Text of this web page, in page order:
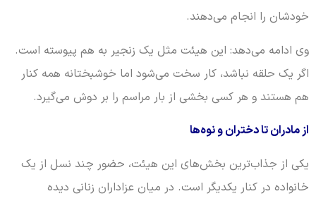
خودشان را انجام می‌دهند.
وی ادامه می‌دهد: این هیئت مثل یک زنجیر به هم پیوسته است.
اگر یک حلقه نباشد، کار سخت می‌شود اما خوشبختانه همه کنار
هم هستند و هر کسی بخشی از بار مراسم را بر دوش می‌گیرد.
از مادران تا دختران و نوه‌ها
یکی از جذاب‌ترین بخش‌های این هیئت، حضور چند نسل از یک
خانواده در کنار یکدیگر است. در میان عزاداران زنانی دیده